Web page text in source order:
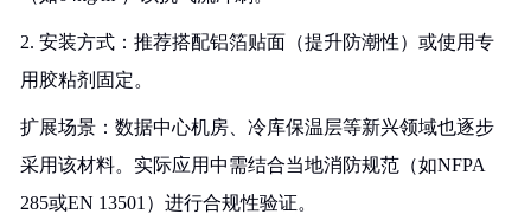
2. 安装方式：推荐搭配铝箔贴面（提升防潮性）或使用专
用胶粘剂固定。
扩展场景：数据中心机房、冷库保温层等新兴领域也逐步
采用该材料。实际应用中需结合当地消防规范（如NFPA
285或EN 13501）进行合规性验证。